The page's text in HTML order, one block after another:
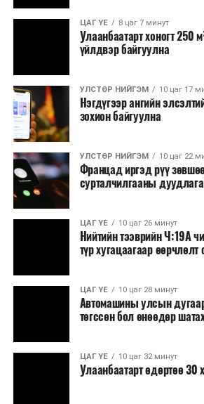
Зайлшгүй шаардлагагүй
тавилга, автомашин
Батлан хамгаалах, хууль
Хуулиар заавал
контент, хэвлэлийн зардал;
Заавал олгохоос бусад
Санхүүгийн хэмнэлтийн
арванхоёрдугаар сарын 31
эрүүл мэндийн салбар уг
хамрагдахгүй бөгөөд цэцэрлэг,
эрт илрүүлэг, вакцинжуулалт,
өвчний эсрэг арга хэмжээ
үргэлжилнэ гэж Ерөнхий сайд
Мөн бүх шатны төсвийн
салбар бүрдээ урсгал зардлыг 20
нөхөн томилгоо хийхгүй байх,
хамт олны урлаг, спортын арга
байгуулахгүй байх, төрийн албанд
ЦАГ ҮЕ 8 цаг 7 минут
Улаанбаатарт хоногт 250
үйлдвэр байгуулна
УЛСТӨР НИЙГЭМ 10 цаг 17
Нэгдүгээр ангийн
зохион байгуулна
УЛСТӨР НИЙГЭМ 10 цаг 22
Францад иргэд рүү
сурталчилгааны дуудлага
ЦАГ ҮЕ 10 цаг 26 минут
Нийтийн тээврийн Ч:19А
түр хугацаагаар өөрчлөлт
ЦАГ ҮЕ 10 цаг 28 минут
Автомашины улсын
төгссөн бол өнөөдөр
ЦАГ ҮЕ 10 цаг 32 минут
Улаанбаатарт өдөртөө 30